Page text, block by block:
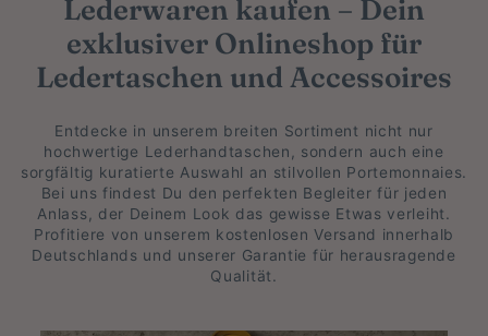
Lederwaren kaufen – Dein
exklusiver Onlineshop für
Ledertaschen und Accessoires
Entdecke in unserem breiten Sortiment nicht nur
hochwertige Lederhandtaschen, sondern auch eine
sorgfältig kuratierte Auswahl an stilvollen Portemonnaies.
Bei uns findest Du den perfekten Begleiter für jeden
Anlass, der Deinem Look das gewisse Etwas verleiht.
Profitiere von unserem kostenlosen Versand innerhalb
Deutschlands und unserer Garantie für herausragende
Qualität.